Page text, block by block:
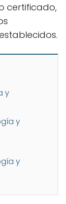
certificado,
y
y
y